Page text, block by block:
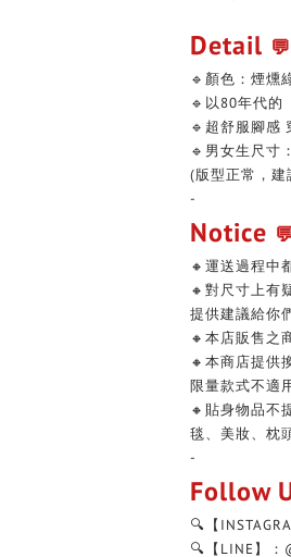
Detail 💬
🔹顏色：煙燻
🔹以80年代的
🔹超舒服腳感
🔹男女生尺寸
(版型正常，建
-
Notice
🔸運送過程中
🔸對尺寸上有
提供建議給你
🔸本店販售之
🔸本商店提供
限量款式不適用
🔸貼身物品不
毯、美妝、枕頭
-
Follow
🔍【
🔍【LINE】：